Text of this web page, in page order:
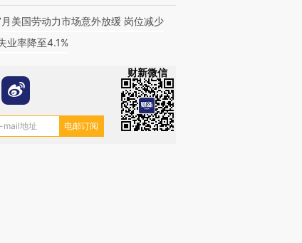
7万
美国劳动力市场意外放缓 岗位减少
业率降至4.1%
财新微信